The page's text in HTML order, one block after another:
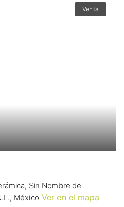
Venta
Sin Nombre de
México Ver en el mapa